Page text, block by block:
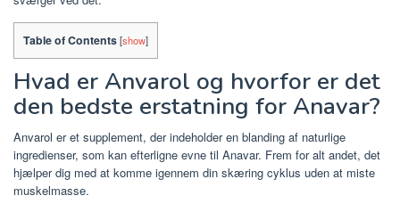
Table of Contents[show]
Hvad er Anvarol og hvorfor er det
den bedste erstatning for Anavar?
Anvarol er et supplement, der indeholder en blanding af naturlige
ingredienser, som kan efterligne evne til Anavar. Frem for alt andet, det
hjælper dig med at komme igennem din skæring cyklus uden at miste
muskelmasse.